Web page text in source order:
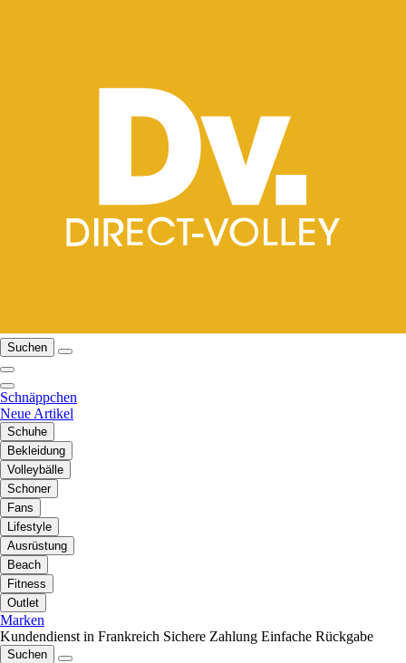
Suchen
Schnäppchen
Neue Artikel
Schuhe
Bekleidung
Volleybälle
Schoner
Fans
Lifestyle
Ausrüstung
Beach
Fitness
Outlet
Marken
Kundendienst in Frankreich Sichere Zahlung Einfache Rückgabe
Suchen